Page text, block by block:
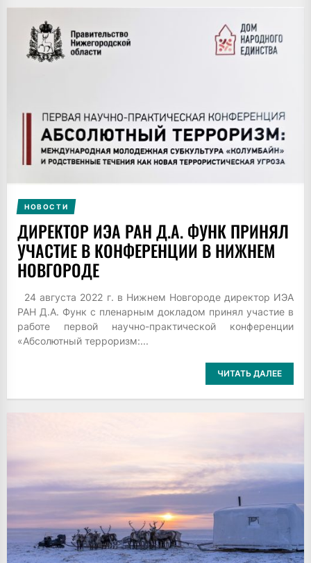
НОВОСТИ
ДИРЕКТОР ИЭА РАН Д.А. ФУНК ПРИНЯЛ
УЧАСТИЕ В КОНФЕРЕНЦИИ В НИЖНЕМ
НОВГОРОДЕ
24 августа 2022 г. в Нижнем Новгороде директор ИЭА
РАН Д.А. Функ с пленарным докладом принял участие в
работе первой научно-практической конференции
«Абсолютный терроризм:...
ЧИТАТЬ ДАЛЕЕ